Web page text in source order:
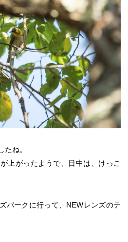
ね。
上がったようで、日中は、けっこ
パークに行って、NEWレンズのテ